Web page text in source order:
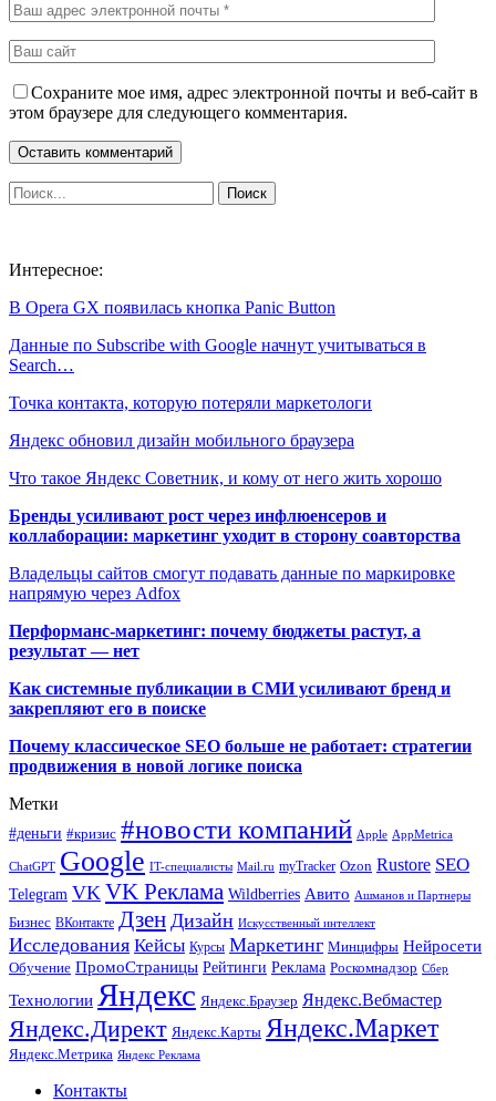
Сохраните мое имя, адрес электронной почты и веб-сайт в
этом браузере для следующего комментария.
Интересное:
В Opera GX появилась кнопка Panic Button
Данные по Subscribe with Google начнут учитываться в
Search…
Точка контакта, которую потеряли маркетологи
Яндекс обновил дизайн мобильного браузера
Что такое Яндекс Советник, и кому от него жить хорошо
Бренды усиливают рост через инфлюенсеров и
коллаборации: маркетинг уходит в сторону соавторства
Владельцы сайтов смогут подавать данные по маркировке
напрямую через Adfox
Перформанс-маркетинг: почему бюджеты растут, а
результат — нет
Как системные публикации в СМИ усиливают бренд и
закрепляют его в поиске
Почему классическое SEO больше не работает: стратегии
продвижения в новой логике поиска
Метки
#деньги #кризис #новости компаний Apple AppMetrica
ChatGPT Google IT-специалисты Mail.ru myTracker Ozon Rustore SEO
Telegram VK VK Реклама Wildberries Авито Ашманов и Партнеры
Бизнес ВКонтакте Дзен Дизайн Искусственный интеллект
Исследования Кейсы Курсы Маркетинг Минцифры Нейросети
Обучение ПромоСтраницы Рейтинги Реклама Роскомнадзор Сбер
Технологии Яндекс Яндекс.Браузер Яндекс.Вебмастер
Яндекс.Директ Яндекс.Карты Яндекс.Маркет
Яндекс.Метрика Яндекс Реклама
Контакты